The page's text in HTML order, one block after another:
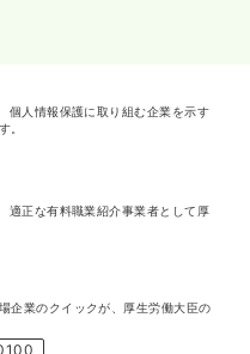
人情報保護に取り組む企業を示す
。
正な有料職業紹介事業者として厚
企業のクイックが、厚生労働大臣の